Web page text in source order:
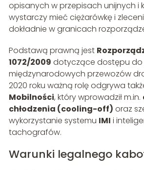
opisanych w przepisach unijnych i
wystarczy mieć ciężarówkę i
dokładnie w granicach
Podstawą prawną jest
1072/2009 dotyczące dostępu do
międzynarodowych przewozów
2020 roku ważną rolę odgrywa
Mobilności, który wprowadził m.in.
chłodzenia (cooling-off) oraz
wykorzystanie systemu IMI i
tachografów.
Warunki legalnego